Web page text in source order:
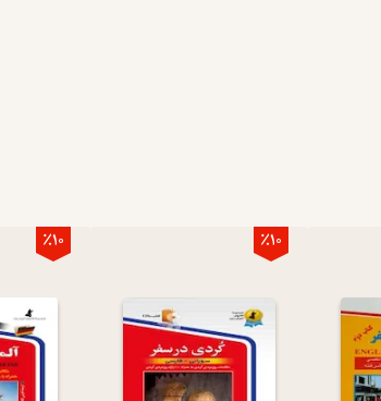
٪10 ٪10